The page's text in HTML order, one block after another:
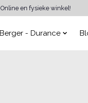
en fysieke winkel!
- Durance